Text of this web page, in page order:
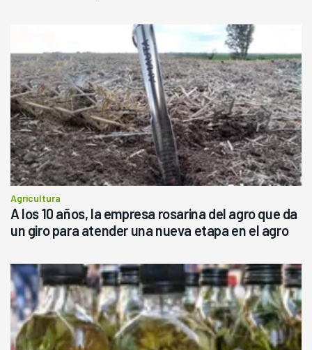
Agricultura
A los 10 años, la empresa rosarina del agro que da
un giro para atender una nueva etapa en el agro